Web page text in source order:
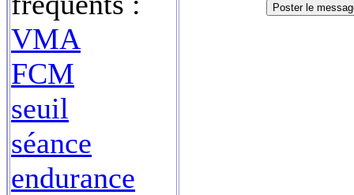
VMA
FCM
seuil
séance
endurance